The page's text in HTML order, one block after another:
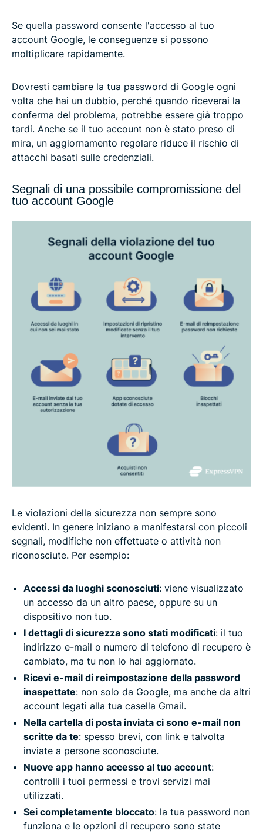
Se quella password consente l'accesso al tuo
account Google, le conseguenze si possono
moltiplicare rapidamente.
Dovresti cambiare la tua password di Google ogni
volta che hai un dubbio, perché quando riceverai la
conferma del problema, potrebbe essere già troppo
tardi. Anche se il tuo account non è stato preso di
mira, un aggiornamento regolare riduce il rischio di
attacchi basati sulle credenziali.
Segnali di una possibile compromissione del
tuo account Google
Le violazioni della sicurezza non sempre sono
evidenti. In genere iniziano a manifestarsi con piccoli
segnali, modifiche non effettuate o attività non
riconosciute. Per esempio:
Accessi da luoghi sconosciuti: viene visualizzato
un accesso da un altro paese, oppure su un
dispositivo non tuo.
I dettagli di sicurezza sono stati modificati: il tuo
indirizzo e-mail o numero di telefono di recupero è
cambiato, ma tu non lo hai aggiornato.
Ricevi e-mail di reimpostazione della password
inaspettate: non solo da Google, ma anche da altri
account legati alla tua casella Gmail.
Nella cartella di posta inviata ci sono e-mail non
scritte da te: spesso brevi, con link e talvolta
inviate a persone sconosciute.
Nuove app hanno accesso al tuo account:
controlli i tuoi permessi e trovi servizi mai
utilizzati.
Sei completamente bloccato: la tua password non
funziona e le opzioni di recupero sono state